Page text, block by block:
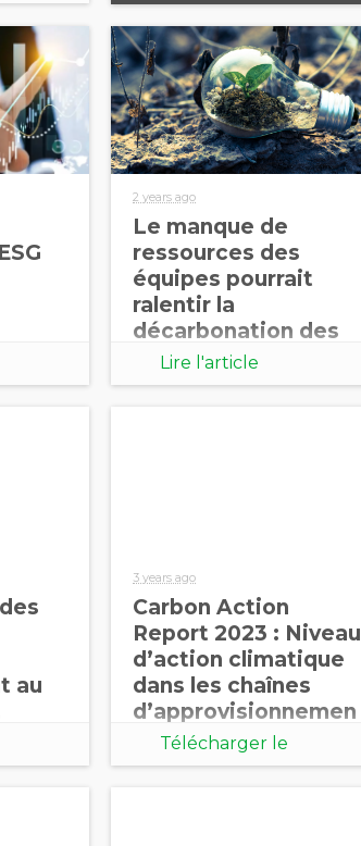
2 years ago
Le manque de
ressources des
équipes pourrait
ralentir la
décarbonation des
chaînes
d’approvisionnemen
Lire l'article
au
3 years ago
Carbon Action
Report 2023 : Niveau
d’action climatique
dans les chaînes
d’approvisionnemen
Télécharger le